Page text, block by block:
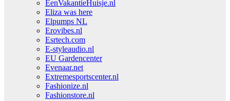
EenVakantieHuisje.nl
Eliza was here
Elpumps NL
Erovibes.nl
Esrtech.com
E-styleaudio.nl
EU Gardencenter
Evenaar.net
Extremesportscenter.nl
Fashionize.nl
Fashionstore.nl